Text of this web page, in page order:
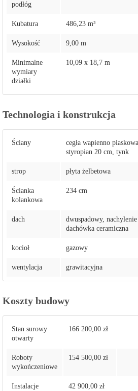
podłóg
Kubatura 486,23 m³
Wysokość 9,00 m
Minimalne
wymiary
działki
10,09 x 18,7 m
Technologia i konstrukcja
Ściany
cegła wapienno
styropian 20 cm, tynk
strop płyta żelbetowa
Ścianka
kolankowa
234 cm
dach
dwuspadowy,
dachówka ceramiczna
kocioł gazowy
wentylacja grawitacyjna
Koszty budowy
Stan surowy
otwarty
166 200,00 zł
Roboty
wykończeniowe
154 500,00 zł
Instalacje
42 900,00 zł